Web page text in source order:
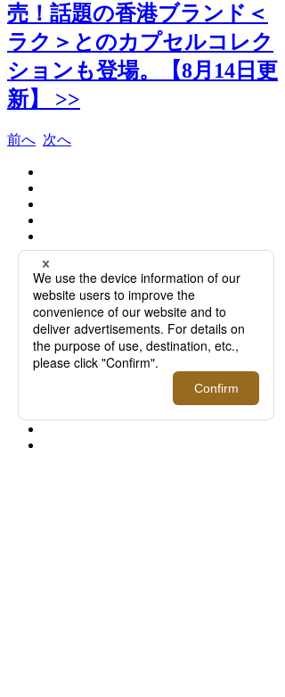
売！話題の香港ブランド＜
ラク＞とのカプセルコレク
ションも登場。【8月14日更
新】 >>
前へ 次へ